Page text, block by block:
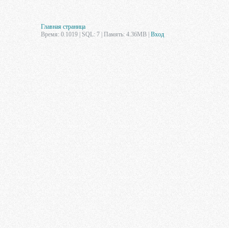
Главная страница
Время: 0.1019 | SQL: 7 | Память: 4.36MB Вход